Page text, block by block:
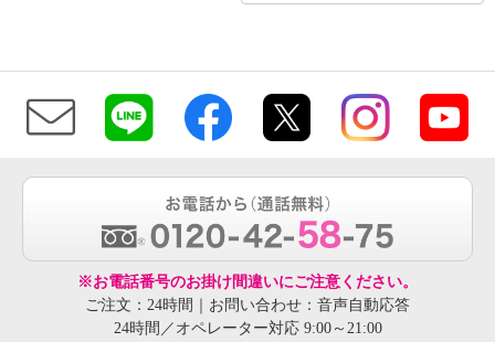
※お電話番号のお掛け間違いにご注意ください。
ご注文：24時間｜お問い合わせ：音声自動応答
24時間／オペレーター対応 9:00～21:00